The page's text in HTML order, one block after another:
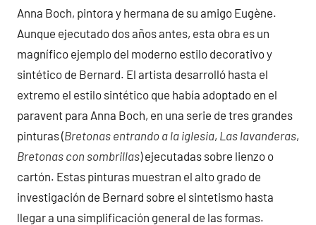
Anna Boch, pintora y hermana de su amigo Eugène.
Aunque ejecutado dos años antes, esta obra es un
magnífico ejemplo del moderno estilo decorativo y
sintético de Bernard. El artista desarrolló hasta el
extremo el estilo sintético que había adoptado en el
paravent para Anna Boch, en una serie de tres grandes
pinturas (Bretonas entrando a la iglesia, Las lavanderas,
Bretonas con sombrillas) ejecutadas sobre lienzo o
cartón. Estas pinturas muestran el alto grado de
investigación de Bernard sobre el sintetismo hasta
llegar a una simplificación general de las formas.